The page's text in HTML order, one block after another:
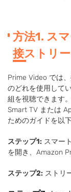
方法1. ス
接ストリ
Prime Video では
のどれを使用して
組を視聴できます
Smart TV または
ためのガイドを以
ステップ1: スマー
を開き、Amazon
ステップ2: ストリ